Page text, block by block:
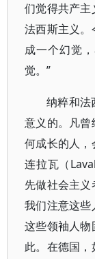
们觉得共产
法西斯主义
成一个幻觉
觉。”
纳粹和法
意义的。凡
何成长的人，
连拉瓦（
先做社会主
我们注意这些
这些领袖人
此。在德国